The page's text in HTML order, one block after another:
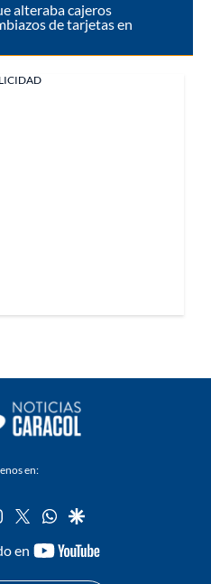
alteraba cajeros
de tarjetas en
en:
instagram
twitterwhatsapp
google
en
youtube-